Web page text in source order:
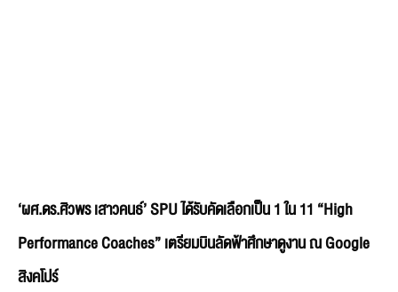
‘ผศ.ดร.ศิวพร เสาวคนธ์’ SPU ได้รับคัดเลือกเป็น 1 ใน 11 “High
Performance Coaches” เตรียมบินลัดฟ้าศึกษาดูงาน ณ Google
สิงคโปร์